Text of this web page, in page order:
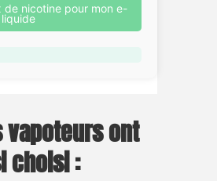
de nicotine pour mon e-
liquide
vapoteurs ont
choisi :